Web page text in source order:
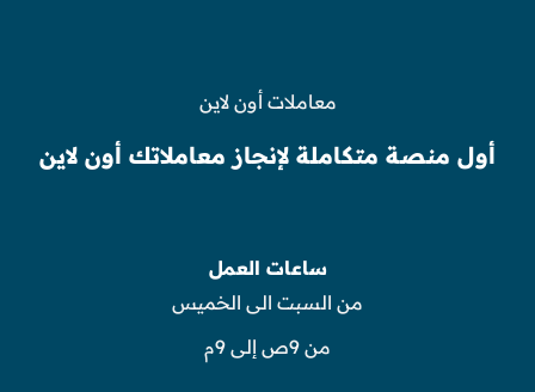
معاملات أون لاين
أول منصة متكاملة لإنجاز معاملاتك أون لاين
ساعات العمل
من السبت الى الخميس
من 9ص إلى 9م